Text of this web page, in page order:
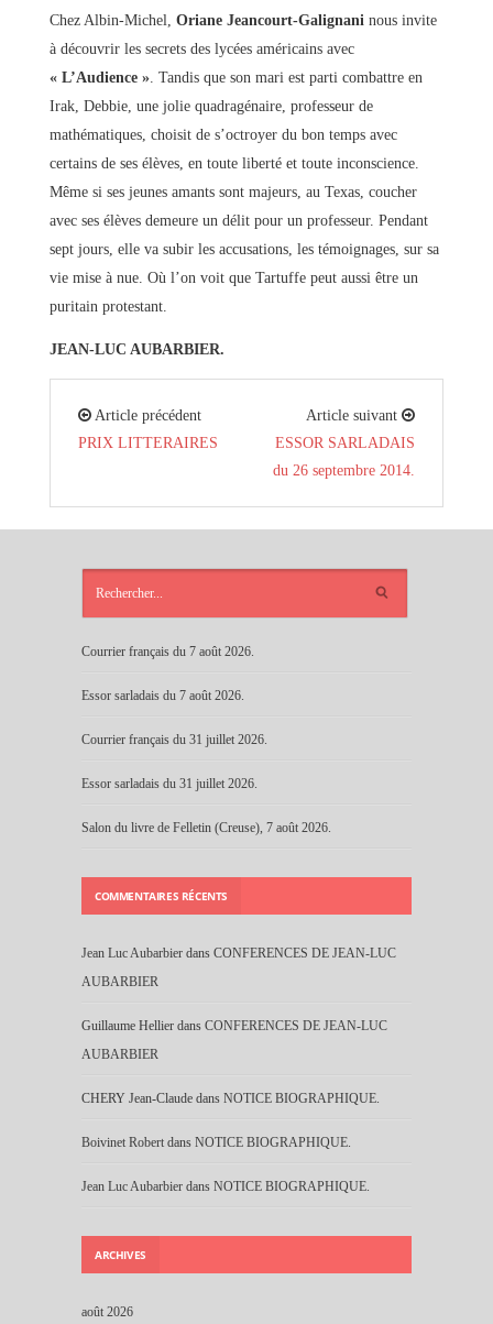
Chez Albin-Michel, Oriane Jeancourt-Galignani nous invite
à découvrir les secrets des lycées américains avec
« L’Audience ». Tandis que son mari est parti combattre en
Irak, Debbie, une jolie quadragénaire, professeur de
mathématiques, choisit de s’octroyer du bon temps avec
certains de ses élèves, en toute liberté et toute inconscience.
Même si ses jeunes amants sont majeurs, au Texas, coucher
avec ses élèves demeure un délit pour un professeur. Pendant
sept jours, elle va subir les accusations, les témoignages, sur sa
vie mise à nue. Où l’on voit que Tartuffe peut aussi être un
puritain protestant.
JEAN-LUC AUBARBIER.
Article précédent
PRIX LITTERAIRES
Article suivant
ESSOR SARLADAIS
du 26 septembre 2014.
Courrier français du 7 août 2026.
Essor sarladais du 7 août 2026.
Courrier français du 31 juillet 2026.
Essor sarladais du 31 juillet 2026.
Salon du livre de Felletin (Creuse), 7 août 2026.
COMMENTAIRES RÉCENTS
Jean Luc Aubarbier dans CONFERENCES DE JEAN-LUC
AUBARBIER
Guillaume Hellier dans CONFERENCES DE JEAN-LUC
AUBARBIER
CHERY Jean-Claude dans NOTICE BIOGRAPHIQUE.
Boivinet Robert dans NOTICE BIOGRAPHIQUE.
Jean Luc Aubarbier dans NOTICE BIOGRAPHIQUE.
ARCHIVES
août 2026